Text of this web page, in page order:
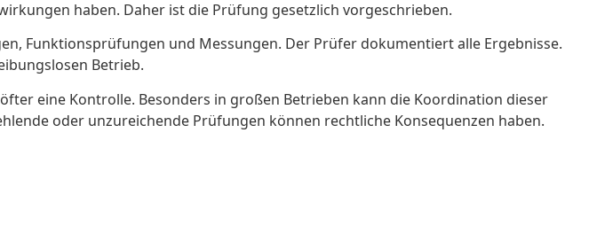
haben. Daher ist die Prüfung gesetzlich vorgeschrieben.
Funktionsprüfungen und Messungen. Der Prüfer dokumentiert alle Ergebnisse.
Betrieb.
eine Kontrolle. Besonders in großen Betrieben kann die Koordination dieser
oder unzureichende Prüfungen können rechtliche Konsequenzen haben.